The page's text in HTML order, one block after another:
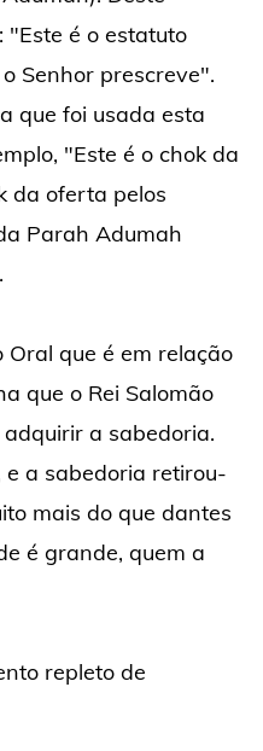
"Este é o estatuto
Senhor prescreve".
que foi usada esta
"Este é o chok da
da oferta pelos
Parah Adumah
que é em relação
que o Rei Salomão
a sabedoria.
e a sabedoria retirou-
mais do que dantes
é grande, quem a
repleto de